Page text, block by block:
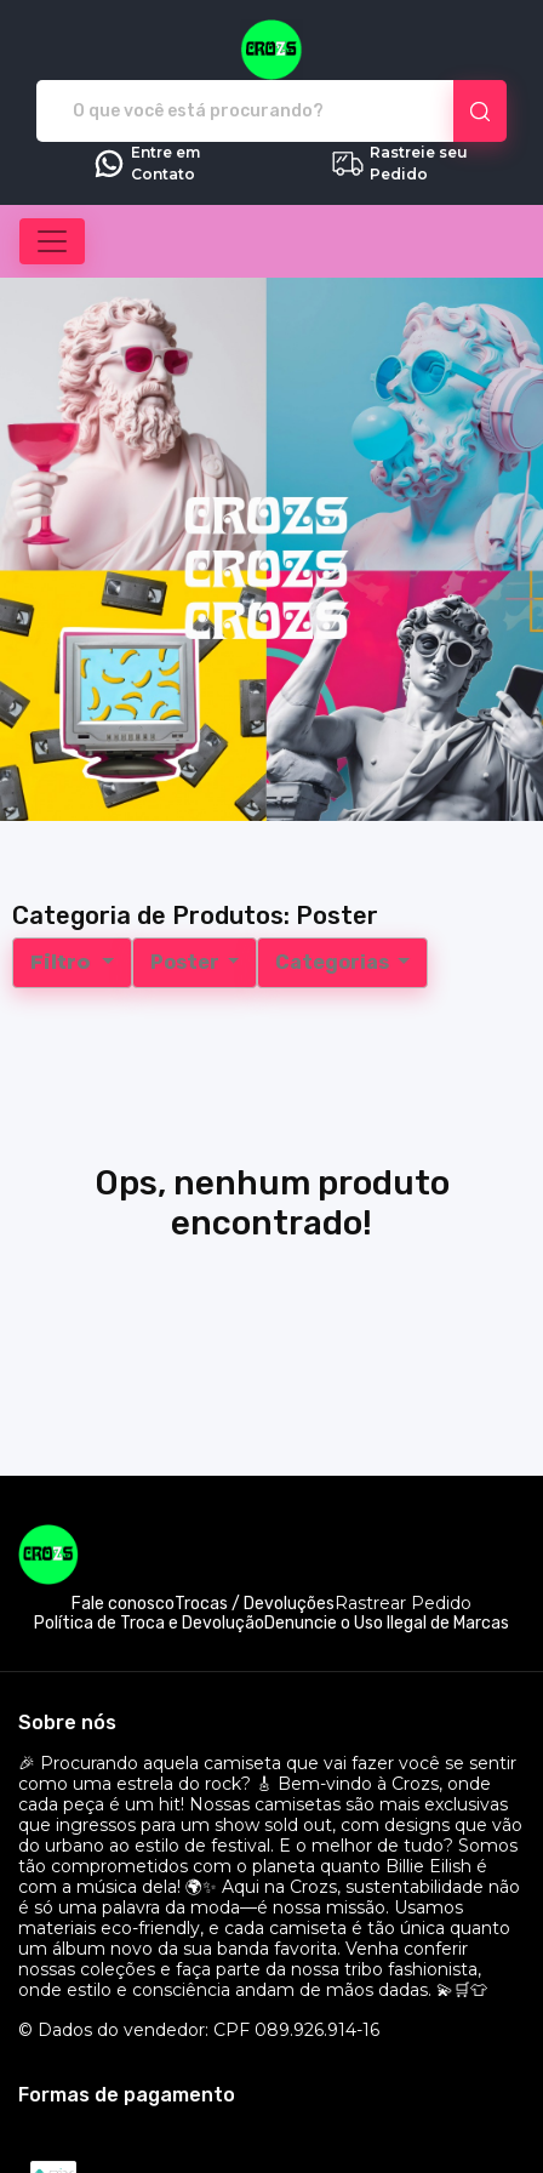
Crozs - Camisetas e produtos
Entre em
Contato
Rastreie seu
Pedido
Categoria de Produtos: Poster
Filtro Poster Categorias
Ops, nenhum produto
encontrado!
Fale conoscoTrocas / DevoluçõesRastrear Pedido
Política de Troca e DevoluçãoDenuncie o Uso Ilegal de Marcas
Sobre nós
🎉 Procurando aquela camiseta que vai fazer você se sentir
como uma estrela do rock? 🎸 Bem-vindo à Crozs, onde
cada peça é um hit! Nossas camisetas são mais exclusivas
que ingressos para um show sold out, com designs que vão
do urbano ao estilo de festival. E o melhor de tudo? Somos
tão comprometidos com o planeta quanto Billie Eilish é
com a música dela! 🌍✨ Aqui na Crozs, sustentabilidade não
é só uma palavra da moda—é nossa missão. Usamos
materiais eco-friendly, e cada camiseta é tão única quanto
um álbum novo da sua banda favorita. Venha conferir
nossas coleções e faça parte da nossa tribo fashionista,
onde estilo e consciência andam de mãos dadas. 💫🛒👕
© Dados do vendedor: CPF 089.926.914-16
Formas de pagamento